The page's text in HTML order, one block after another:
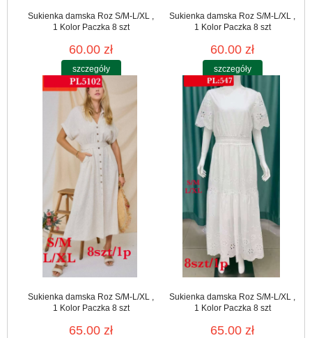
Sukienka damska Roz S/M-L/XL ,
1 Kolor Paczka 8 szt
60.00 zł
szczegóły
Sukienka damska Roz S/M-L/XL ,
1 Kolor Paczka 8 szt
60.00 zł
szczegóły
Sukienka damska Roz S/M-L/XL ,
1 Kolor Paczka 8 szt
65.00 zł
Sukienka damska Roz S/M-L/XL ,
1 Kolor Paczka 8 szt
65.00 zł